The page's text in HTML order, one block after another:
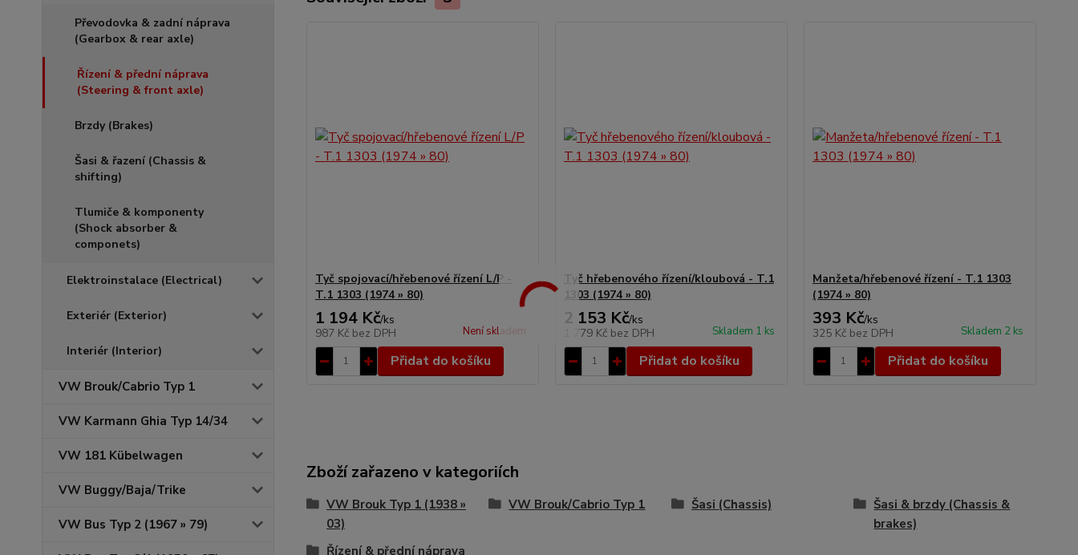
Převodovka & zadní náprava
(Gearbox & rear axle)
Řízení & přední náprava
(Steering & front axle)
Brzdy (Brakes)
Šasi & řazení (Chassis &
shifting)
Tlumiče & komponenty
(Shock absorber &
componets)
Elektroinstalace (Electrical)
Exteriér (Exterior)
Interiér (Interior)
VW Brouk/Cabrio Typ 1
VW Karmann Ghia Typ 14/34
VW 181 Kübelwagen
VW Buggy/Baja/Trike
VW Bus Typ 2 (1967 » 79)
Tyč spojovací/hřebenové řízení L/P -
T.1 1303 (1974 » 80)
1 194 Kč/ks
987 Kč bez DPH Není skladem
Přidat do košíku
Tyč hřebenového řízení/kloubová - T.1
1303 (1974 » 80)
2 153 Kč/ks
1 779 Kč bez DPH Skladem 1 ks
Přidat do košíku
Manžeta/hřebenové řízení - T.1 1303
(1974 » 80)
393 Kč/ks
325 Kč bez DPH Skladem 2 ks
Přidat do košíku
Zboží zařazeno v kategoriích
VW Brouk Typ 1 (1938 »
03)
VW Brouk/Cabrio Typ 1 Šasi (Chassis)
Šasi & brzdy (Chassis &
brakes)
Řízení & přední náprava